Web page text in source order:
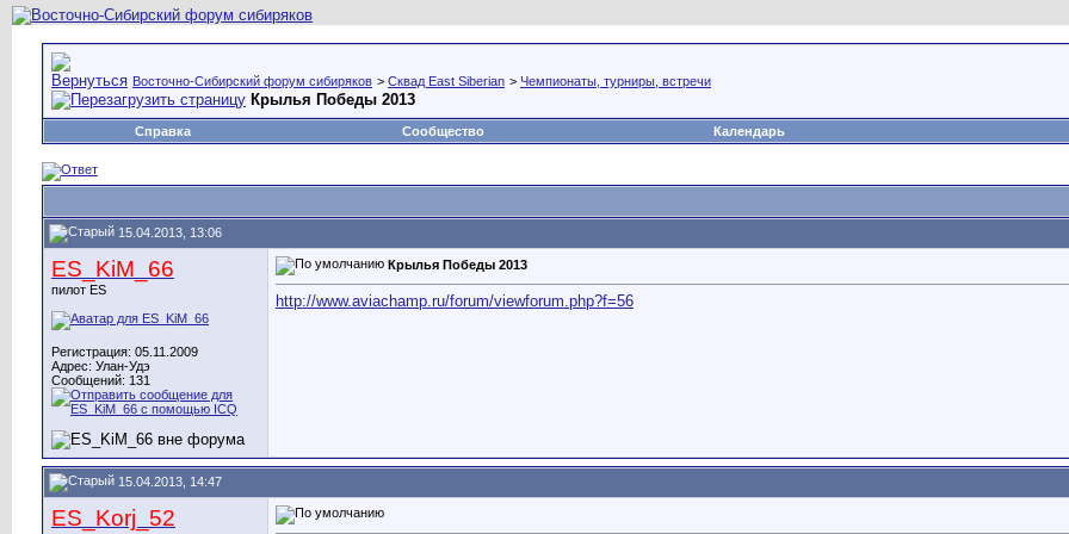
Восточно-Сибирский форум сибиряков > Сквад East Siberian > Чемпионаты, турниры, встречи
Крылья Победы 2013
Справка Сообщество Календарь
15.04.2013, 13:06
ES_KiM_66
пилот ES
Регистрация: 05.11.2009
Адрес: Улан-Удэ
Сообщений: 131
Крылья Победы 2013
http://www.aviachamp.ru/forum/viewforum.php?f=56
15.04.2013, 14:47
ES_Korj_52